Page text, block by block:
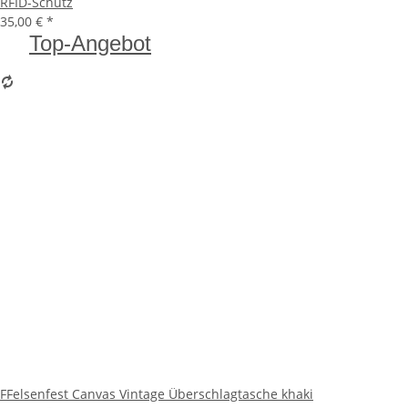
35,00 € *
Top-Angebot
FFelsenfest Canvas Vintage Überschlagtasche khaki